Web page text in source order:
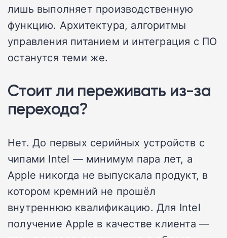
лишь выполняет производственную
функцию. Архитектура, алгоритмы
управления питанием и интеграция с ПО
останутся теми же.
Стоит ли переживать из-за
перехода?
Нет. До первых серийных устройств с
чипами Intel — минимум пара лет, а
Apple никогда не выпускала продукт, в
котором кремний не прошёл
внутреннюю квалификацию. Для Intel
получение Apple в качестве клиента —